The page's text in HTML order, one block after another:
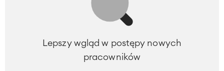
Lepszy wgląd w postępy nowych
pracowników